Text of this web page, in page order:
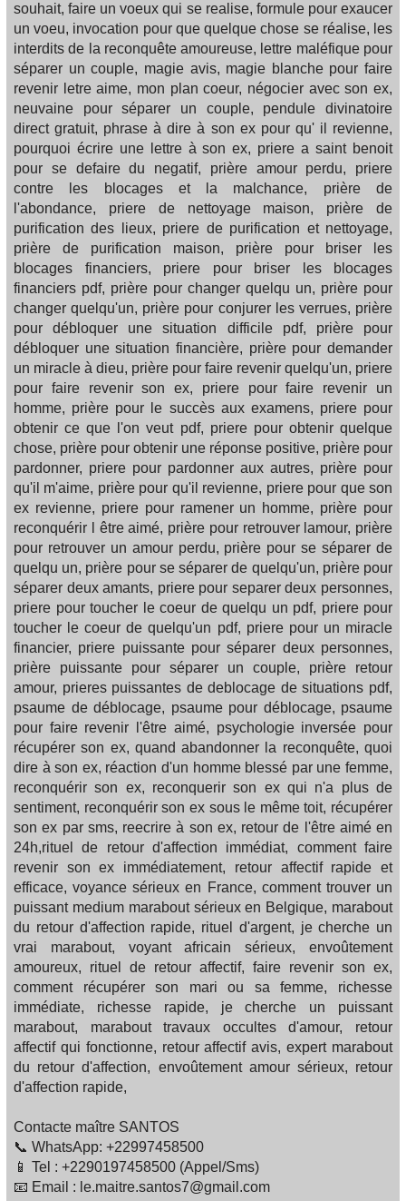
souhait, faire un voeux qui se realise, formule pour exaucer
un voeu, invocation pour que quelque chose se réalise, les
interdits de la reconquête amoureuse, lettre maléfique pour
séparer un couple, magie avis, magie blanche pour faire
revenir letre aime, mon plan coeur, négocier avec son ex,
neuvaine pour séparer un couple, pendule divinatoire
direct gratuit, phrase à dire à son ex pour qu' il revienne,
pourquoi écrire une lettre à son ex, priere a saint benoit
pour se defaire du negatif, prière amour perdu, priere
contre les blocages et la malchance, prière de
l'abondance, priere de nettoyage maison, prière de
purification des lieux, priere de purification et nettoyage,
prière de purification maison, prière pour briser les
blocages financiers, priere pour briser les blocages
financiers pdf, prière pour changer quelqu un, prière pour
changer quelqu'un, prière pour conjurer les verrues, prière
pour débloquer une situation difficile pdf, prière pour
débloquer une situation financière, prière pour demander
un miracle à dieu, prière pour faire revenir quelqu'un, priere
pour faire revenir son ex, priere pour faire revenir un
homme, prière pour le succès aux examens, priere pour
obtenir ce que l'on veut pdf, priere pour obtenir quelque
chose, prière pour obtenir une réponse positive, prière pour
pardonner, priere pour pardonner aux autres, prière pour
qu'il m'aime, prière pour qu'il revienne, priere pour que son
ex revienne, priere pour ramener un homme, prière pour
reconquérir l être aimé, prière pour retrouver lamour, prière
pour retrouver un amour perdu, prière pour se séparer de
quelqu un, prière pour se séparer de quelqu'un, prière pour
séparer deux amants, priere pour separer deux personnes,
priere pour toucher le coeur de quelqu un pdf, priere pour
toucher le coeur de quelqu'un pdf, priere pour un miracle
financier, priere puissante pour séparer deux personnes,
prière puissante pour séparer un couple, prière retour
amour, prieres puissantes de deblocage de situations pdf,
psaume de déblocage, psaume pour déblocage, psaume
pour faire revenir l'être aimé, psychologie inversée pour
récupérer son ex, quand abandonner la reconquête, quoi
dire à son ex, réaction d'un homme blessé par une femme,
reconquérir son ex, reconquerir son ex qui n'a plus de
sentiment, reconquérir son ex sous le même toit, récupérer
son ex par sms, reecrire à son ex, retour de l'être aimé en
24h,rituel de retour d'affection immédiat, comment faire
revenir son ex immédiatement, retour affectif rapide et
efficace, voyance sérieux en France, comment trouver un
puissant medium marabout sérieux en Belgique, marabout
du retour d'affection rapide, rituel d'argent, je cherche un
vrai marabout, voyant africain sérieux, envoûtement
amoureux, rituel de retour affectif, faire revenir son ex,
comment récupérer son mari ou sa femme, richesse
immédiate, richesse rapide, je cherche un puissant
marabout, marabout travaux occultes d'amour, retour
affectif qui fonctionne, retour affectif avis, expert marabout
du retour d'affection, envoûtement amour sérieux, retour
d'affection rapide,
Contacte maître SANTOS
📞 WhatsApp: +22997458500
📱 Tel : +2290197458500 (Appel/Sms)
📧 Email : le.maitre.santos7@gmail.com